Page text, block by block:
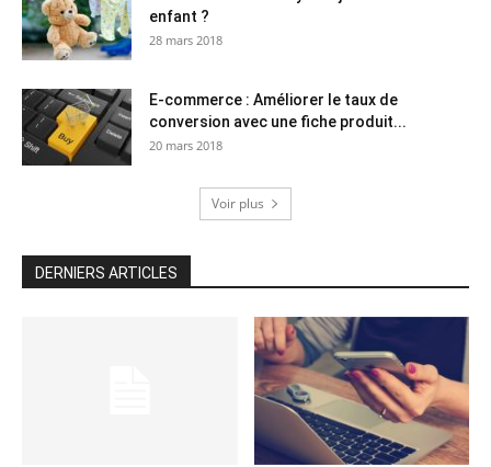
enfant ?
28 mars 2018
E-commerce : Améliorer le taux de
conversion avec une fiche produit...
20 mars 2018
Voir plus
DERNIERS ARTICLES